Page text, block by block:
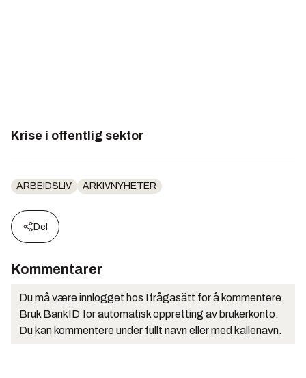
Krise i offentlig sektor
ARBEIDSLIV ARKIVNYHETER
Del
Kommentarer
Du må være innlogget hos Ifrågasätt for å kommentere.
Bruk BankID for automatisk oppretting av brukerkonto.
Du kan kommentere under fullt navn eller med kallenavn.